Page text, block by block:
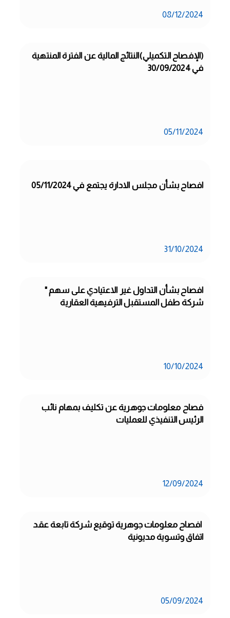
08/12/2024
(الإفصاح التكميلي)النتائج المالية عن الفترة المنتهية
في 30/09/2024
05/11/2024
افصاح بشأن مجلس الادارة يجتمع في 05/11/2024
31/10/2024
شركة طفل المستقبل الترفيهية العقارية
10/10/2024
الرئيس التنفيذي للعمليات
12/09/2024
اتفاق وتسوية مديونية
05/09/2024